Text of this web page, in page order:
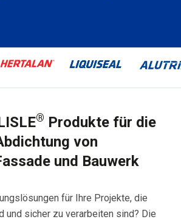
® Produkte für die
von
und Bauwerk
für Ihre Projekte, die
und sicher zu verarbeiten sind? Die